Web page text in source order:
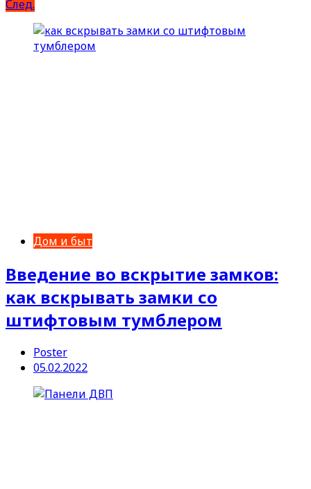
След.
Дом и быт
Введение во вскрытие замков:
как вскрывать замки со
штифтовым тумблером
Poster
05.02.2022